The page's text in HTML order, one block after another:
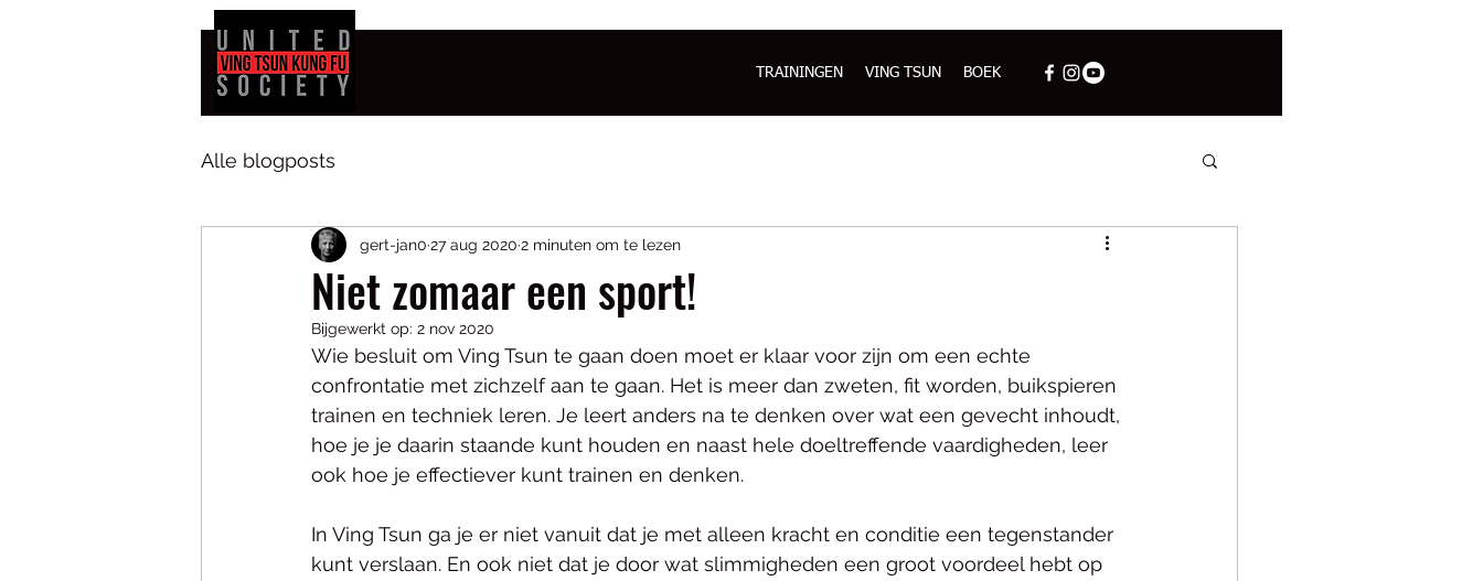
TRAININGEN VING TSUN BOEK
Alle blogposts
Niet zomaar een sport!
gert-jan0 27 aug 2020 2 minuten om te lezen
Bijgewerkt op: 2 nov 2020
Wie besluit om Ving Tsun te gaan doen moet er klaar voor zijn om een echte
confrontatie met zichzelf aan te gaan. Het is meer dan zweten, fit worden, buikspieren
trainen en techniek leren. Je leert anders na te denken over wat een gevecht inhoudt,
hoe je je daarin staande kunt houden en naast hele doeltreffende vaardigheden, leer
ook hoe je effectiever kunt trainen en denken.
In Ving Tsun ga je er niet vanuit dat je met alleen kracht en conditie een tegenstander
kunt verslaan. En ook niet dat je door wat slimmigheden een groot voordeel hebt op